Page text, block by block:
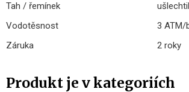
Tah / řemínek
Vodotěsnost
3 ATM/
Záruka
2 roky
Produkt je v kategoriích